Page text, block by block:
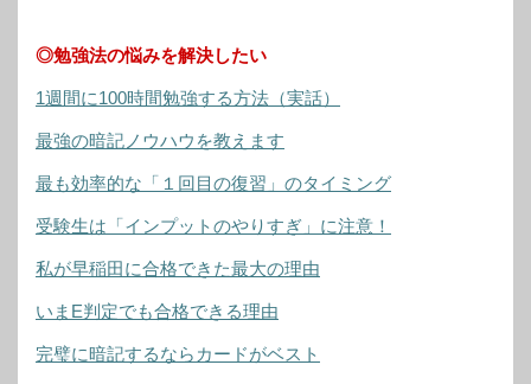
◎勉強法の悩みを解決したい
1週間に100時間勉強する方法（実話）
最強の暗記ノウハウを教えます
最も効率的な「１回目の復習」のタイミング
受験生は「インプットのやりすぎ」に注意！
私が早稲田に合格できた最大の理由
いまE判定でも合格できる理由
完璧に暗記するならカードがベスト